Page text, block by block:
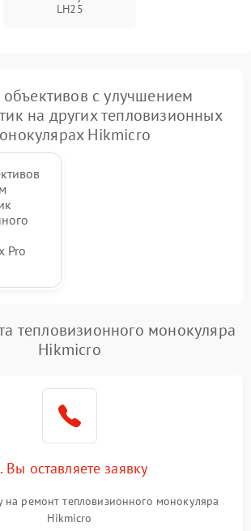
LH25
с улучшением
на других тепловизионных
Hikmicro
Pro
тепловизионного монокуляра
Hikmicro
Вы оставляете заявку
на ремонт тепловизионного монокуляра
Hikmicro